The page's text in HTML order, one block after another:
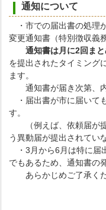
通知について
・市での届出書の処理
変更通知書（特別徴収義
通知書は月に2回ま
を提出されたタイミング
ます。
通知書が届き次第、内
・届出書が市に届いて
す。
（例えば、依頼届が提
う異動届が提出されてい
・3月から6月は特に届
でもあるため、通知書の
あらかじめご了承くだ